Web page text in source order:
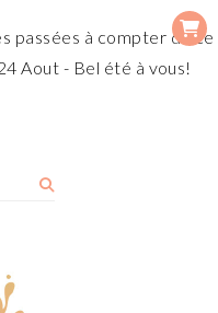
passées à compter de ce
Aout - Bel été à vous!